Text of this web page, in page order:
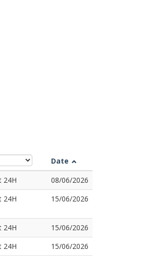
Date
24H
08/06/2026
24H 15/06/2026
24H
15/06/2026
24H
15/06/2026